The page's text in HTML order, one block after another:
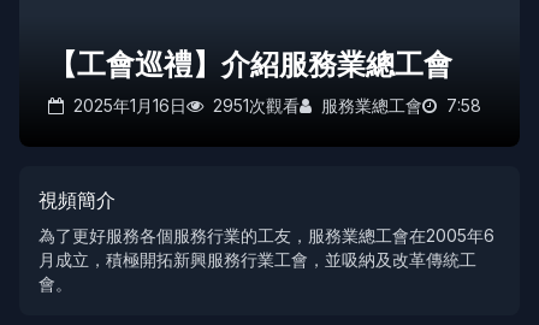
【工會巡禮】介紹服務業總工會
2025年1月16日 2951次觀看 服務業總工會 7:58
視頻簡介
為了更好服務各個服務行業的工友，服務業總工會在2005年6
月成立，積極開拓新興服務行業工會，並吸納及改革傳統工
會。